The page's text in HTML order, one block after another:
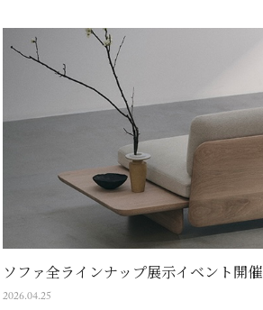
ソファ全ラインナップ展示イベント開催
2026.04.25